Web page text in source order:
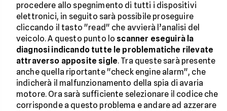
procedere allo spegnimento di tutti i dispositivi
elettronici, in seguito sarà possibile proseguire
cliccando il tasto "read" che avvierà l’analisi del
veicolo. A questo punto lo scanner eseguirà la
diagnosi indicando tutte le problematiche rilevate
attraverso apposite sigle. Tra queste sarà presente
anche quella riportante "check engine alarm", che
indicherà il malfunzionamento della spia di avaria
motore. Ora sarà sufficiente selezionare il codice che
corrisponde a questo problema e andare ad azzerare